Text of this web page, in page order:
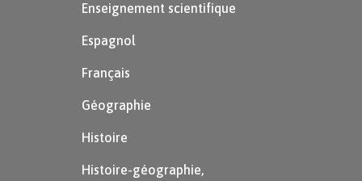
Enseignement scientifique
Espagnol
Français
Géographie
Histoire
Histoire-géographie,